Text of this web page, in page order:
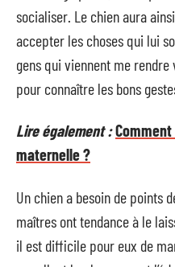
socialiser. Le chien aura
accepter les choses qui lui
gens qui viennent me
pour connaître les bons
Lire également :
maternelle ?
Un chien a besoin de points
maîtres ont tendance à le
il est difficile pour eux de